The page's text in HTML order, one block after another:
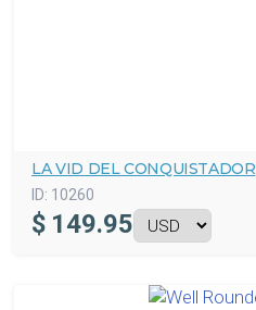
LA VID DEL CONQUISTADOR
ID: 10260
$ 149.95